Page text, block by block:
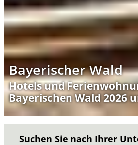
Bayerischer Wald
Hotels und
Bayerischen Wald 2026
Suchen Sie nach Ihrer